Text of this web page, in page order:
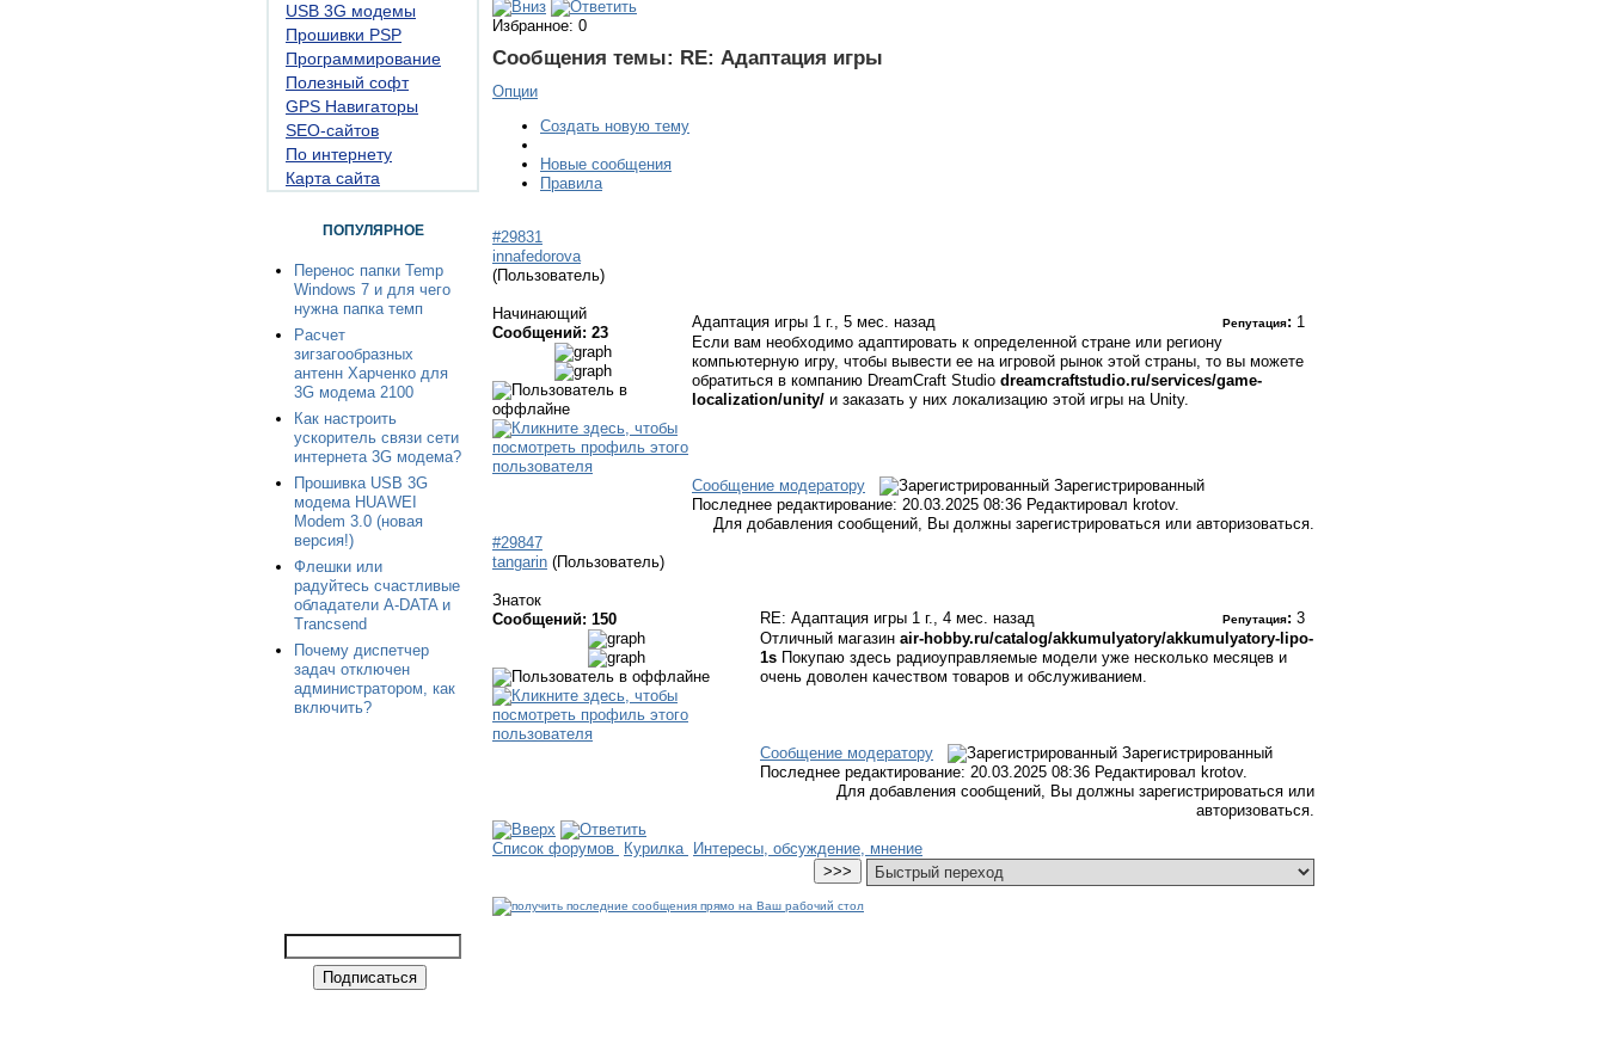
USB 3G модемы
Прошивки PSP
Программирование
Полезный софт
GPS Навигаторы
SEO-сайтов
По интернету
Карта сайта
ПОПУЛЯРНОЕ
Перенос папки Temp
Windows 7 и для чего
нужна папка темп
Расчет
зигзагообразных
антенн Харченко для
3G модема 2100
Как настроить
ускоритель связи сети
интернета 3G модема?
Прошивка USB 3G
модема HUAWEI
Modem 3.0 (новая
версия!)
Флешки или
радуйтесь счастливые
обладатели A-DATA и
Trancsend
Почему диспетчер
задач отключен
администратором, как
включить?
Избранное: 0
Сообщения темы: RE: Адаптация игры
Опции
Создать новую тему
Новые сообщения
Правила
#29831
innafedorova
(Пользователь)
Начинающий
Сообщений: 23
Адаптация игры 1 г., 5 мес. назад Репутация: 1
Если вам необходимо адаптировать к определенной стране или региону
компьютерную игру, чтобы вывести ее на игровой рынок этой страны, то вы можете
обратиться в компанию DreamCraft Studio dreamcraftstudio.ru/services/game-
localization/unity/ и заказать у них локализацию этой игры на Unity.
Сообщение модератору
Зарегистрированный
Последнее редактирование: 20.03.2025 08:36 Редактировал krotov.
Для добавления сообщений, Вы должны зарегистрироваться или авторизоваться.
#29847
tangarin (Пользователь)
Знаток
Сообщений: 150
RE: Адаптация игры 1 г., 4 мес. назад Репутация: 3
Отличный магазин air-hobby.ru/catalog/akkumulyatory/akkumulyatory-lipo-
1s Покупаю здесь радиоуправляемые модели уже несколько месяцев и
очень доволен качеством товаров и обслуживанием.
Сообщение модератору
Зарегистрированный
Последнее редактирование: 20.03.2025 08:36 Редактировал krotov.
Для добавления сообщений, Вы должны зарегистрироваться или
авторизоваться.
Список форумов Курилка Интересы, обсуждение, мнение